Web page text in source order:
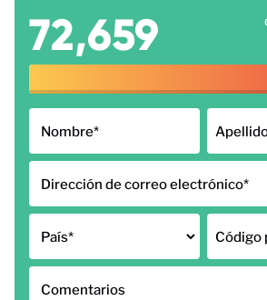
72,659
Nombre*
Dirección de correo electrónico*
País* Código
Comentarios